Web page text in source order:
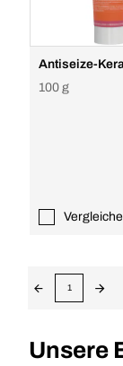
Antiseize-
100 g
1
Unsere